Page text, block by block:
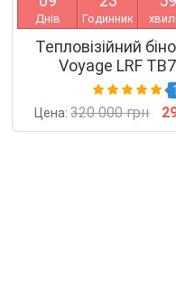
Днів Годинник
Тепловізійний
Voyage LRF
1
Цена:320 000 грн